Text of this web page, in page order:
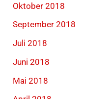
Oktober 2018
September 2018
Juli 2018
Juni 2018
Mai 2018